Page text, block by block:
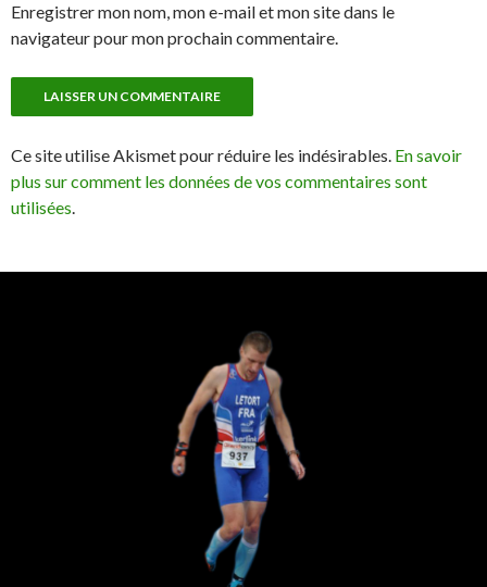
Enregistrer mon nom, mon e-mail et mon site dans le
navigateur pour mon prochain commentaire.
Ce site utilise Akismet pour réduire les indésirables. En savoir
plus sur comment les données de vos commentaires sont
utilisées.